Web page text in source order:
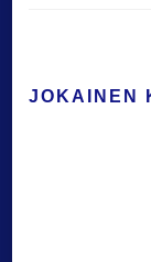
JOKAINEN